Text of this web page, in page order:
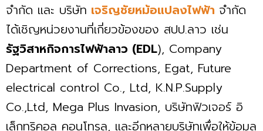
จำกัด และ บริษัท เจริญชัยหม้อแปลงไฟฟ้า จำกัด
ได้เชิญหน่วยงานที่เกี่ยวข้องของ สปป.ลาว เช่น
รัฐวิสาหกิจการไฟฟ้าลาว (EDL), Company
Department of Corrections, Egat, Future
electrical control Co., Ltd, K.N.P.Supply
Co.,Ltd, Mega Plus Invasion, บริษัทฟิวเจอร์ อิ
เล็กทริคอล คอนโทรล, และอีกหลายบริษัทเพื่อให้ข้อมูล